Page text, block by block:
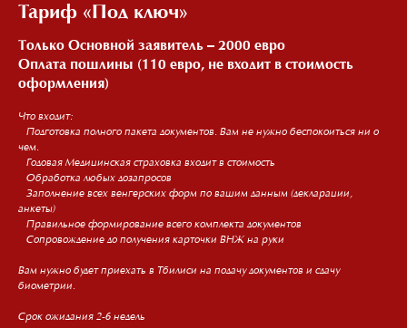
Тариф «Под ключ»
Только Основной заявитель – 2000 евро
Оплата пошлины (110 евро, не входит в стоимость
оформления)
Что входит:
– Подготовка полного пакета документов. Вам не нужно беспокоиться ни о
чем.
– Годовая Медицинская страховка входит в стоимость
– Обработка любых дозапросов
– Заполнение всех венгерских форм по вашим данным (декларации,
анкеты)
– Правильное формирование всего комплекта документов
– Сопровождение до получения карточки ВНЖ на руки
Вам нужно будет приехать в Тбилиси на подачу документов и сдачу
биометрии.
Срок ожидания 2-6 недель
Политика обработки персональных данных
больше о нас в социальных сетях